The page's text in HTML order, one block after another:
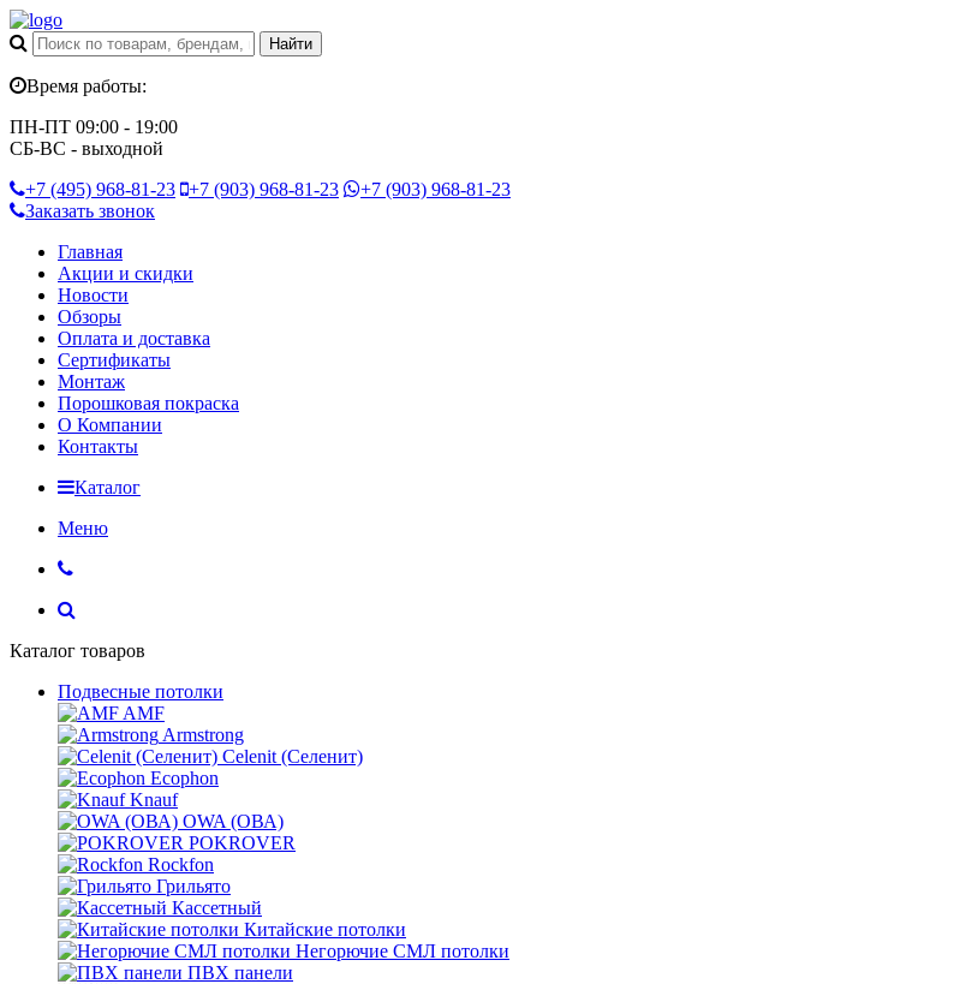
Время работы:
ПН-ПТ 09:00 - 19:00
СБ-ВС - выходной
+7 (495) 968-81-23 +7 (903) 968-81-23 +7 (903) 968-81-23
Заказать звонок
Главная
Акции и скидки
Новости
Обзоры
Оплата и доставка
Сертификаты
Монтаж
Порошковая покраска
О Компании
Контакты
Каталог
Меню
Каталог товаров
Подвесные потолки
AMF
Armstrong
Celenit (Селенит)
Ecophon
Knauf
OWA (ОВА)
POKROVER
Rockfon
Грильято
Кассетный
Китайские потолки
Негорючие СМЛ потолки
ПВХ панели